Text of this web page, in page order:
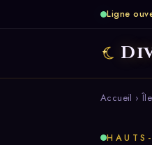
Ligne
Accueil ›